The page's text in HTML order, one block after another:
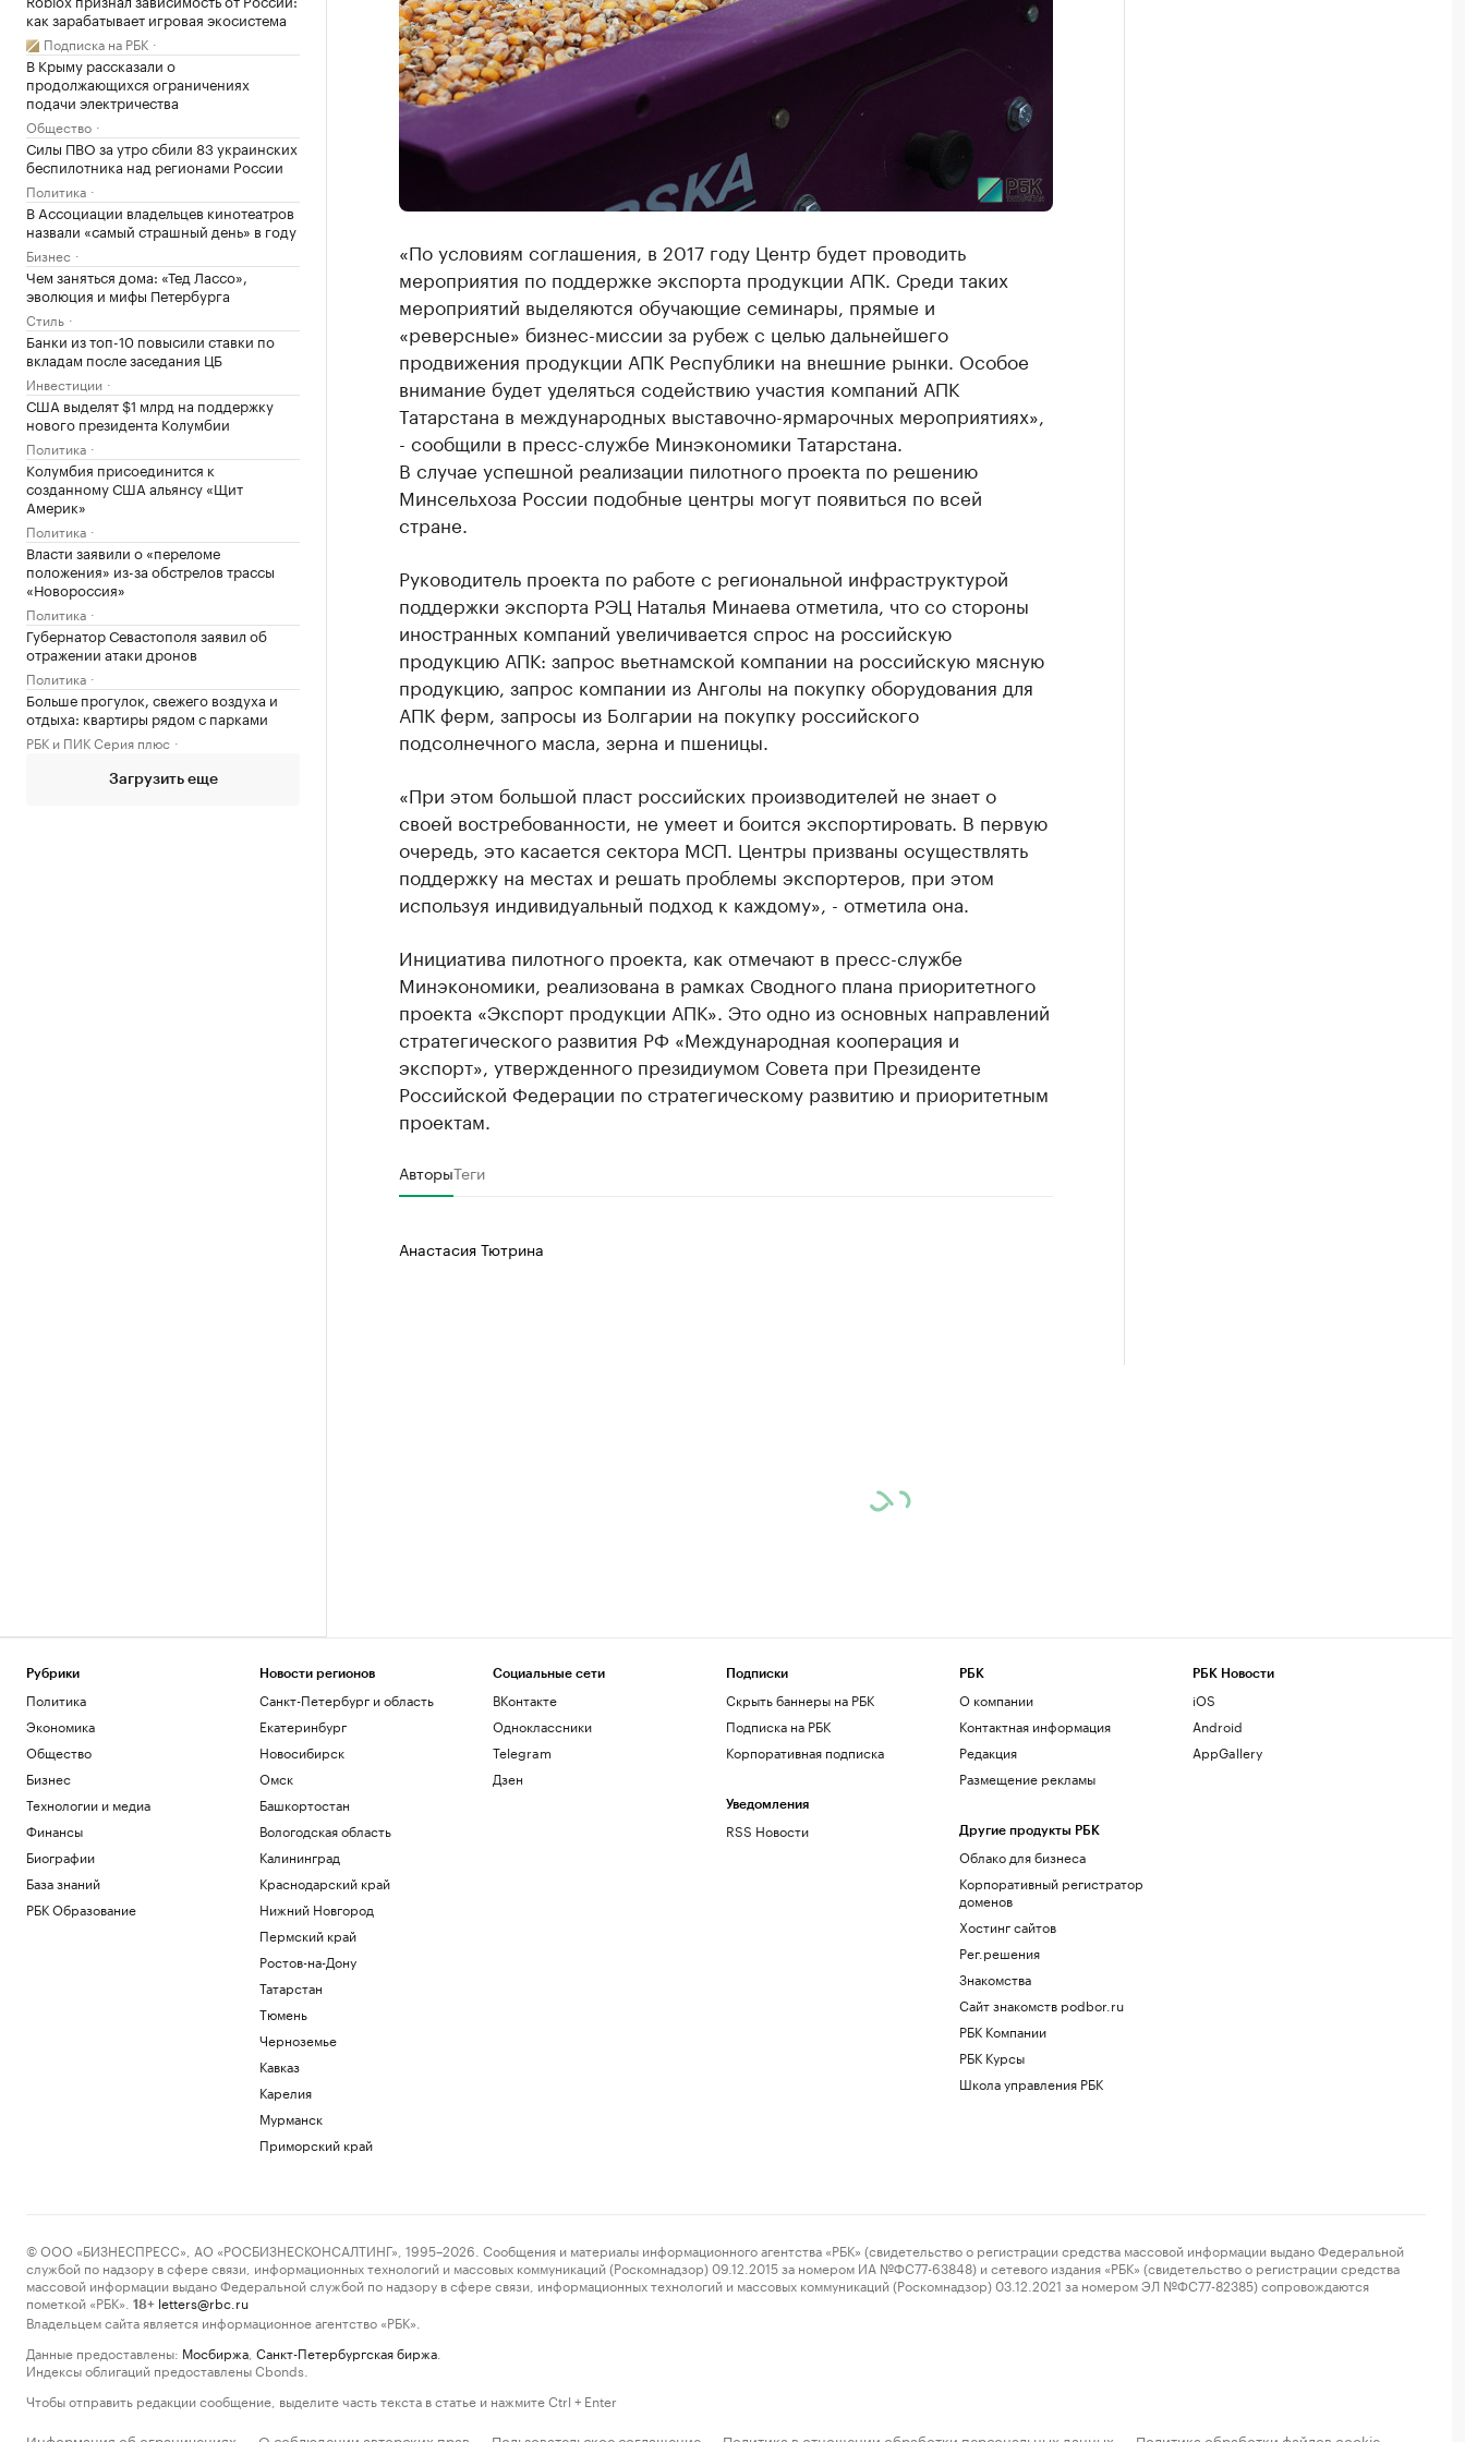
как зарабатывает игровая экосистема
Подписка на РБК
В Крыму рассказали о
продолжающихся ограничениях
подачи электричества
Общество
Силы ПВО за утро сбили 83 украинских
беспилотника над регионами России
Политика
В Ассоциации владельцев кинотеатров
назвали «самый страшный день» в году
Бизнес
Чем заняться дома: «Тед Лассо»,
эволюция и мифы Петербурга
Стиль
Банки из топ-10 повысили ставки по
вкладам после заседания ЦБ
Инвестиции
США выделят $1 млрд на поддержку
нового президента Колумбии
Политика
Колумбия присоединится к
созданному США альянсу «Щит
Америк»
Политика
Власти заявили о «переломе
положения» из-за обстрелов трассы
«Новороссия»
Политика
Губернатор Севастополя заявил об
отражении атаки дронов
Политика
Больше прогулок, свежего воздуха и
отдыха: квартиры рядом с парками
РБК и ПИК Серия плюс
Загрузить еще
«По условиям соглашения, в 2017 году Центр будет проводить
мероприятия по поддержке экспорта продукции АПК. Среди таких
мероприятий выделяются обучающие семинары, прямые и
«реверсные» бизнес-миссии за рубеж с целью дальнейшего
продвижения продукции АПК Республики на внешние рынки. Особое
внимание будет уделяться содействию участия компаний АПК
Татарстана в международных выставочно-ярмарочных мероприятиях»,
- сообщили в пресс-службе Минэкономики Татарстана.
В случае успешной реализации пилотного проекта по решению
Минсельхоза России подобные центры могут появиться по всей
стране.
Руководитель проекта по работе с региональной инфраструктурой
поддержки экспорта РЭЦ Наталья Минаева отметила, что со стороны
иностранных компаний увеличивается спрос на российскую
продукцию АПК: запрос вьетнамской компании на российскую мясную
продукцию, запрос компании из Анголы на покупку оборудования для
АПК ферм, запросы из Болгарии на покупку российского
подсолнечного масла, зерна и пшеницы.
«При этом большой пласт российских производителей не знает о
своей востребованности, не умеет и боится экспортировать. В первую
очередь, это касается сектора МСП. Центры призваны осуществлять
поддержку на местах и решать проблемы экспортеров, при этом
используя индивидуальный подход к каждому», - отметила она.
Инициатива пилотного проекта, как отмечают в пресс-службе
Минэкономики, реализована в рамках Сводного плана приоритетного
проекта «Экспорт продукции АПК». Это одно из основных направлений
стратегического развития РФ «Международная кооперация и
экспорт», утвержденного президиумом Совета при Президенте
Российской Федерации по стратегическому развитию и приоритетным
проектам.
АвторыТеги
Анастасия Тютрина
Рубрики
Политика
Экономика
Общество
Бизнес
Технологии и медиа
Финансы
Биографии
База знаний
РБК Образование
Новости регионов
Санкт-Петербург и область
Екатеринбург
Новосибирск
Омск
Башкортостан
Вологодская область
Калининград
Краснодарский край
Нижний Новгород
Пермский край
Ростов-на-Дону
Татарстан
Тюмень
Черноземье
Кавказ
Карелия
Мурманск
Приморский край
Социальные сети
ВКонтакте
Одноклассники
Telegram
Дзен
Подписки
Скрыть баннеры на РБК
Подписка на РБК
Корпоративная подписка
Уведомления
RSS Новости
РБК
О компании
Контактная информация
Редакция
Размещение рекламы
Другие продукты РБК
Облако для бизнеса
Корпоративный регистратор
доменов
Хостинг сайтов
Рег.решения
Знакомства
Сайт знакомств podbor.ru
РБК Компании
РБК Курсы
Школа управления РБК
РБК Новости
iOS
Android
AppGallery
© ООО «БИЗНЕСПРЕСС», АО «РОСБИЗНЕСКОНСАЛТИНГ», 1995–2026. Сообщения и материалы информационного агентства «РБК» (свидетельство о регистрации средства массовой информации выдано Федеральной
службой по надзору в сфере связи, информационных технологий и массовых коммуникаций (Роскомнадзор) 09.12.2015 за номером ИА №ФС77-63848) и сетевого издания «РБК» (свидетельство о регистрации средства
массовой информации выдано Федеральной службой по надзору в сфере связи, информационных технологий и массовых коммуникаций (Роскомнадзор) 03.12.2021 за номером ЭЛ №ФС77-82385) сопровождаются
пометкой «РБК».
18+ letters@rbc.ru
Владельцем сайта является информационное агентство «РБК».
Данные предоставлены: Мосбиржа Санкт-Петербургская биржа
Индексы облигаций предоставлены Cbonds.
Чтобы отправить редакции сообщение, выделите часть текста в статье и нажмите Ctrl + Enter